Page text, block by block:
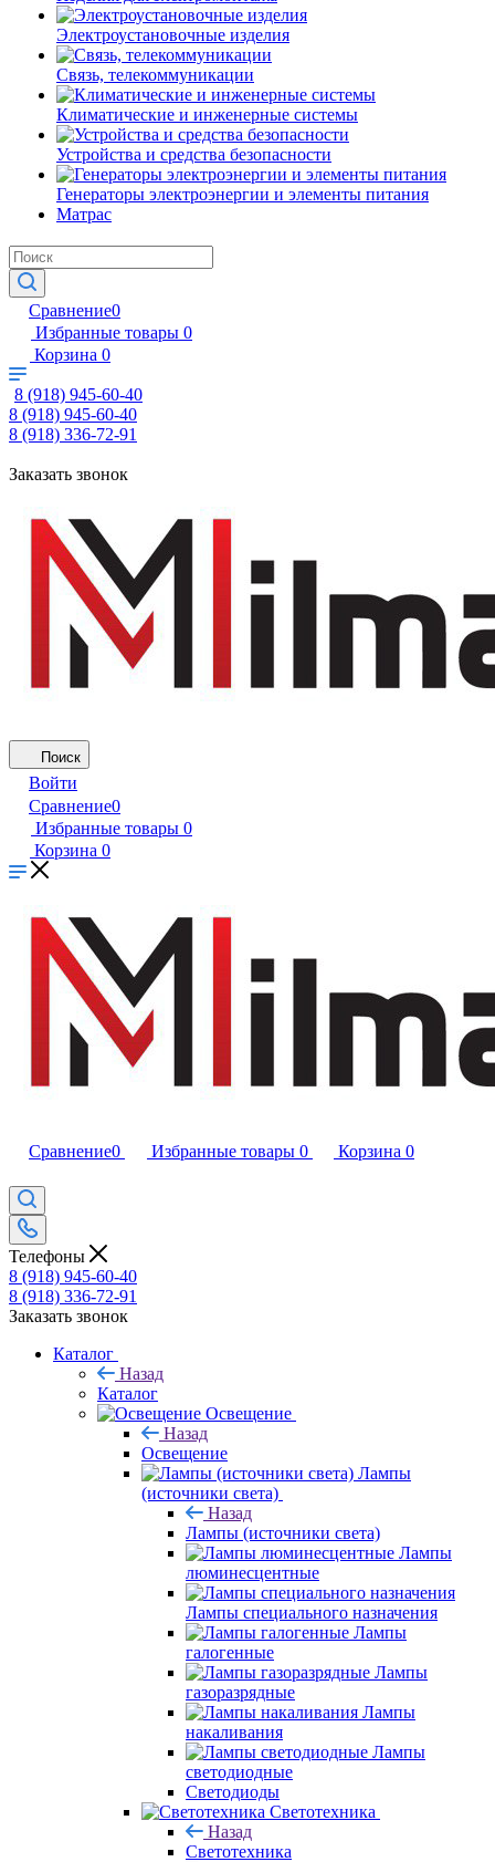
Электроустановочные изделия
Связь, телекоммуникации
Климатические и инженерные системы
Устройства и средства безопасности
Генераторы электроэнергии и элементы питания
Матрас
Сравнение0
Избранные товары 0
Корзина 0
8 (918) 945-60-40
8 (918) 945-60-40
8 (918) 336-72-91
Заказать звонок
Поиск
Войти
Сравнение0
Избранные товары 0
Корзина 0
Сравнение0 Избранные товары 0 Корзина 0
Телефоны
8 (918) 945-60-40
8 (918) 336-72-91
Заказать звонок
Каталог
Назад
Каталог
Освещение
Назад
Освещение
Лампы
(источники света)
Назад
Лампы (источники света)
Лампы
люминесцентные
Лампы специального назначения
Лампы
галогенные
Лампы
газоразрядные
Лампы
накаливания
Лампы
светодиодные
Светодиоды
Светотехника
Назад
Светотехника